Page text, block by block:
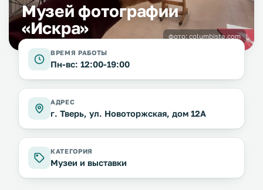
Музей фотографии
«Искра»
фото: columbista.com
ВРЕМЯ РАБОТЫ
Пн-вс: 12:00-19:00
АДРЕС
г. Тверь, ул. Новоторжская, дом 12А
КАТЕГОРИЯ
Музеи и выставки